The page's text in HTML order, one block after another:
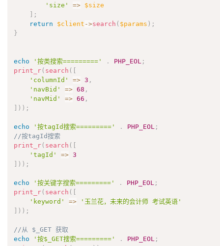
'size'
=> $size
] ;
return
$client ->search ( $params ) ;
}
echo '按类搜索=========' . PHP_EOL ;
print_r( search ( [
'columnId'
=> 3 ,
'navBid'
=> 68 ,
'navMid'
=> 66 ,
] ) ) ;
echo '按tagId搜索=========' . PHP_EOL ;
//按tagId搜索
print_r( search ( [
'tagId'
=> 3
] ) ) ;
echo '按关键字搜索=========' . PHP_EOL ;
print_r( search ( [
'keyword'
=>
'玉兰花，未来的会计师 考试英语'
] ) ) ;
//从 $_GET 获取
echo
'按$_GET搜索=========' . PHP_EOL ;